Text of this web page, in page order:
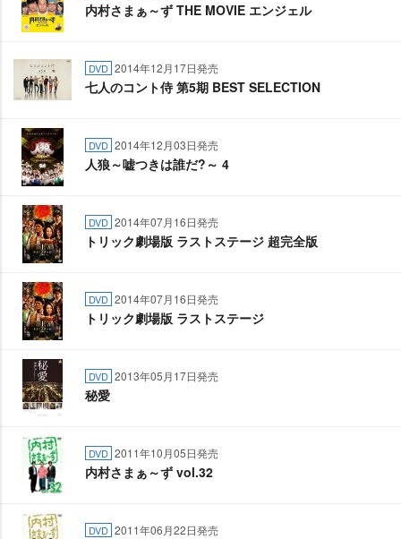
内村さまぁ～ず THE MOVIE エンジェル
DVD 2014年12月17日発売
七人のコント侍 第5期 BEST SELECTION
DVD 2014年12月03日発売
人狼～嘘つきは誰だ?～ 4
DVD 2014年07月16日発売
トリック劇場版 ラストステージ 超完全版
DVD 2014年07月16日発売
トリック劇場版 ラストステージ
DVD 2013年05月17日発売
秘愛
DVD 2011年10月05日発売
内村さまぁ～ず vol.32
DVD 2011年06月22日発売